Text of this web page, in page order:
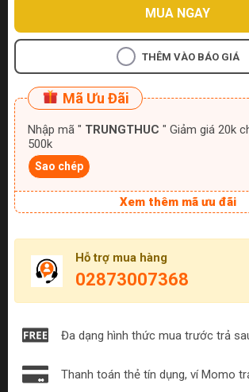
MUA NGAY
THÊM VÀO BÁO GIÁ
Mã Ưu Đãi
Nhập mã " TRUNGTHUC " Giảm giá 20k cho đơn hàng từ
500k
Sao chép
Xem thêm mã ưu đãi
Hỗ trợ mua hàng
02873007368
Đa dạng hình thức mua trước trả
Thanh toán thẻ tín dụng, ví Momo